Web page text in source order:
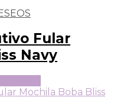
Fular
Navy